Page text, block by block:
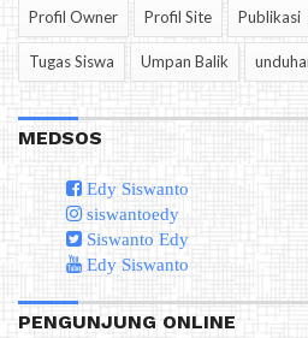
Profil Owner Profil Site Publikasi
Tugas Siswa Umpan Balik
MEDSOS
Edy Siswanto
siswantoedy
Siswanto Edy
Edy Siswanto
PENGUNJUNG ONLINE